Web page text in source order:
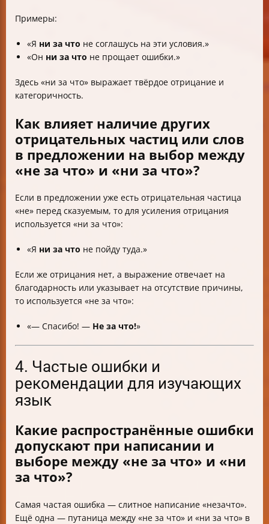
Примеры:
«Я ни за что не соглашусь на эти условия.»
«Он ни за что не прощает ошибки.»
Здесь «ни за что» выражает твёрдое отрицание и
категоричность.
Как влияет наличие других
отрицательных частиц или слов
в предложении на выбор между
«не за что» и «ни за что»?
Если в предложении уже есть отрицательная частица
«не» перед сказуемым, то для усиления отрицания
используется «ни за что»:
«Я ни за что не пойду туда.»
Если же отрицания нет, а выражение отвечает на
благодарность или указывает на отсутствие причины,
то используется «не за что»:
«— Спасибо! — Не за что!»
4. Частые ошибки и
рекомендации для изучающих
язык
Какие распространённые ошибки
допускают при написании и
выборе между «не за что» и «ни
за что»?
Самая частая ошибка — слитное написание «незачто».
Ещё одна — путаница между «не за что» и «ни за что» в